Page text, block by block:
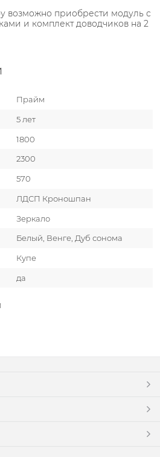
возможно приобрести модуль с
и комплект доводчиков на 2
Прайм
5 лет
1800
2300
570
ЛДСП Кроношпан
Зеркало
Белый, Венге, Дуб сонома
Купе
да